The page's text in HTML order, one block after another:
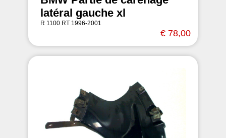
latéral gauche xl
R 1100 RT 1996-2001
€ 78,00